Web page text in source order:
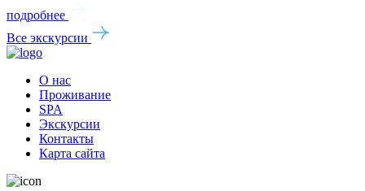
подробнее
Все экскурсии
О нас
Проживание
SPA
Экскурсии
Контакты
Карта сайта